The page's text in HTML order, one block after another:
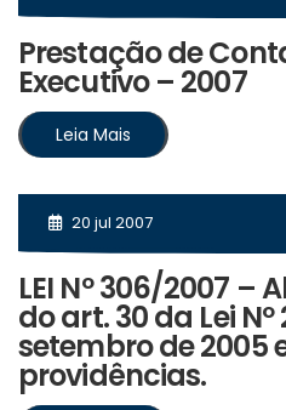
Prestação de
Executivo – 2007
Leia Mais
20 jul 2007
LEI Nº 306/2007 –
do art. 30 da Lei Nº
setembro de 2005
providências.